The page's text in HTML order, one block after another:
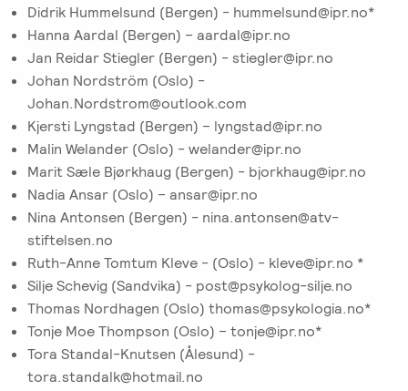
Utleie
kurslokale
–
Sentralt
i
Oslo
Salgsbetingelser
Kursbevis
-
Spesialisering
Didrik Hummelsund (Bergen) - hummelsund@ipr.no*
Hanna Aardal (Bergen) – aardal@ipr.no
Jan Reidar Stiegler (Bergen) - stiegler@ipr.no
Johan Nordström (Oslo) -
Johan.Nordstrom@outlook.com
Kjersti Lyngstad (Bergen) – lyngstad@ipr.no
Malin Welander (Oslo) - welander@ipr.no
Marit Sæle Bjørkhaug (Bergen) - bjorkhaug@ipr.no
Nadia Ansar (Oslo) – ansar@ipr.no
Nina Antonsen (Bergen) - nina.antonsen@atv-
stiftelsen.no
Ruth-Anne Tomtum Kleve - (Oslo) - kleve@ipr.no *
Silje Schevig (Sandvika) - post@psykolog-silje.no
Thomas Nordhagen (Oslo) thomas@psykologia.no*
Tonje Moe Thompson (Oslo) – tonje@ipr.no*
Tora Standal-Knutsen (Ålesund) -
tora.standalk@hotmail.no